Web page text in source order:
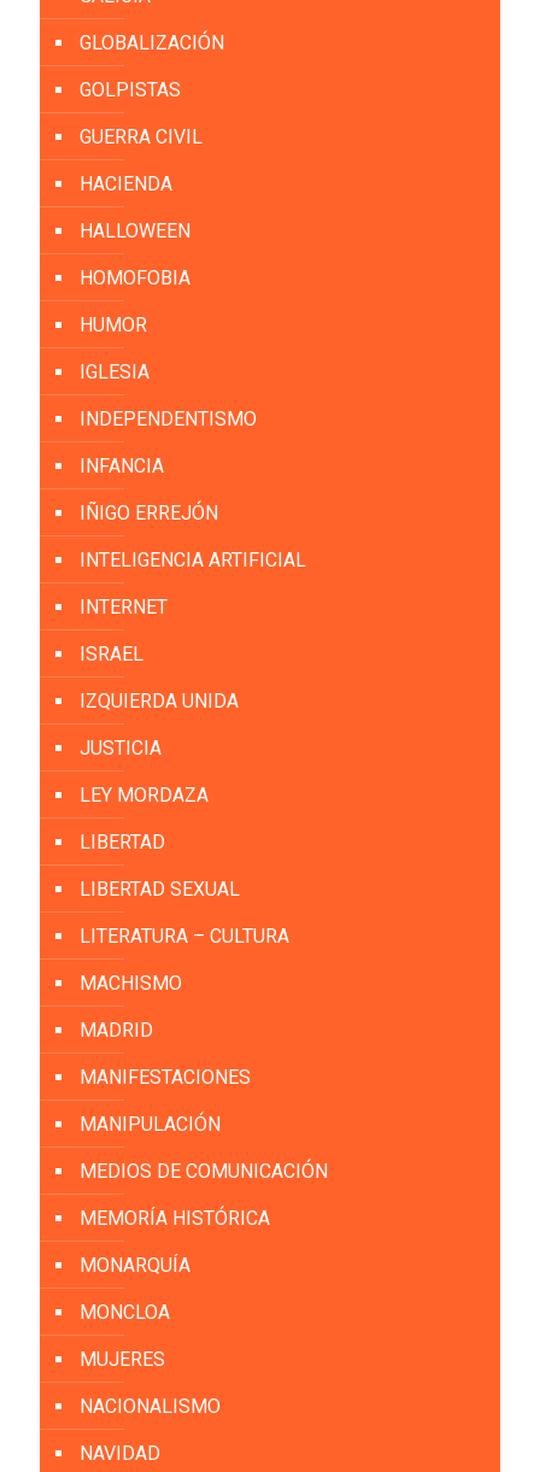
GLOBALIZACIÓN
GOLPISTAS
GUERRA CIVIL
HACIENDA
HALLOWEEN
HOMOFOBIA
HUMOR
IGLESIA
INDEPENDENTISMO
INFANCIA
IÑIGO ERREJÓN
INTELIGENCIA ARTIFICIAL
INTERNET
ISRAEL
IZQUIERDA UNIDA
JUSTICIA
LEY MORDAZA
LIBERTAD
LIBERTAD SEXUAL
LITERATURA – CULTURA
MACHISMO
MADRID
MANIFESTACIONES
MANIPULACIÓN
MEDIOS DE COMUNICACIÓN
MEMORÍA HISTÓRICA
MONARQUÍA
MONCLOA
MUJERES
NACIONALISMO
NAVIDAD